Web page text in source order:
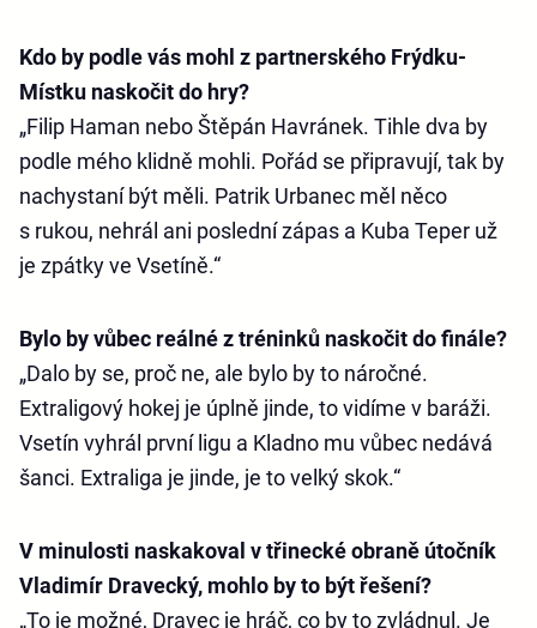
Kdo by podle vás mohl z partnerského Frýdku-
Místku naskočit do hry?
„Filip Haman nebo Štěpán Havránek. Tihle dva by
podle mého klidně mohli. Pořád se připravují, tak by
nachystaní být měli. Patrik Urbanec měl něco
s rukou, nehrál ani poslední zápas a Kuba Teper už
je zpátky ve Vsetíně.“
Bylo by vůbec reálné z tréninků naskočit do finále?
„Dalo by se, proč ne, ale bylo by to náročné.
Extraligový hokej je úplně jinde, to vidíme v baráži.
Vsetín vyhrál první ligu a Kladno mu vůbec nedává
šanci. Extraliga je jinde, je to velký skok.“
V minulosti naskakoval v třinecké obraně útočník
Vladimír Dravecký, mohlo by to být řešení?
„To je možné, Dravec je hráč, co by to zvládnul. Je